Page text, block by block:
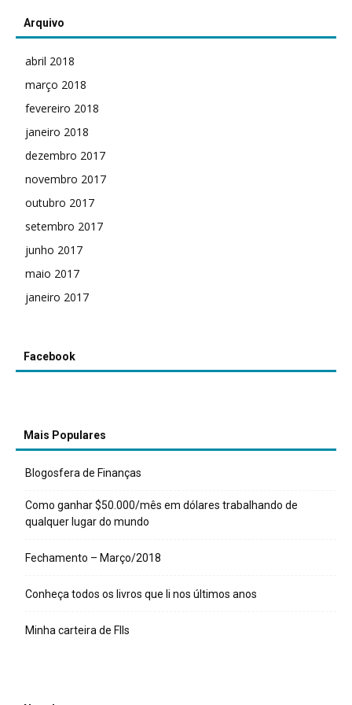
Arquivo
abril 2018
março 2018
fevereiro 2018
janeiro 2018
dezembro 2017
novembro 2017
outubro 2017
setembro 2017
junho 2017
maio 2017
janeiro 2017
Facebook
Mais Populares
Blogosfera de Finanças
Como ganhar $50.000/mês em dólares trabalhando de
qualquer lugar do mundo
Fechamento – Março/2018
Conheça todos os livros que li nos últimos anos
Minha carteira de FIIs